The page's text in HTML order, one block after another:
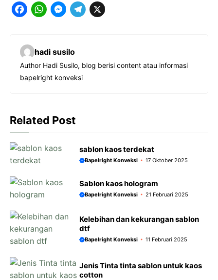
F
c
e
b
k
W
t
s
p
M
s
e
e
T
e
g
m
X
hadi susilo
Author Hadi Susilo, blog berisi content atau informasi
bapelright konveksi
Related Post
sablon kaos terdekat
Bapelright Konveksi 17 Oktober 2025
Sablon kaos hologram
Bapelright Konveksi 21 Februari 2025
Kelebihan dan kekurangan sablon
dtf
Bapelright Konveksi 11 Februari 2025
Jenis Tinta tinta sablon untuk kaos
cotton